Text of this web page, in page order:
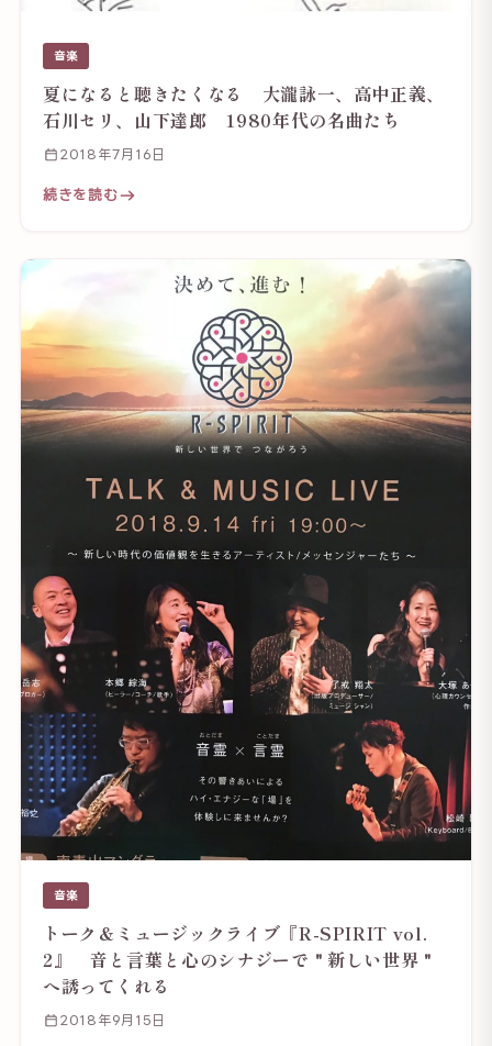
音楽
夏になると聴きたくなる 大瀧詠一、高中正義、
石川セリ、山下達郎 1980年代の名曲たち
2018年7月16日
続きを読む
音楽
トーク＆ミュージックライブ『R-SPIRIT vol.
2』 音と言葉と心のシナジーで＂新しい世界＂
へ誘ってくれる
2018年9月15日